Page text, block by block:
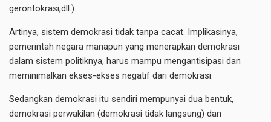
gerontokrasi,dll.).
Artinya, sistem demokrasi tidak tanpa cacat. Implikasinya,
pemerintah negara manapun yang menerapkan demokrasi
dalam sistem politiknya, harus mampu mengantisipasi dan
meminimalkan ekses-ekses negatif dari demokrasi.
Sedangkan demokrasi itu sendiri mempunyai dua bentuk,
demokrasi perwakilan (demokrasi tidak langsung) dan